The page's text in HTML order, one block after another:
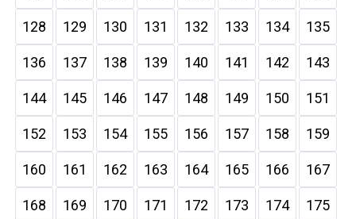
128 129 130 131 132 133 134 135
136 137 138 139 140 141 142 143
144 145 146 147 148 149 150 151
152 153 154 155 156 157 158 159
160 161 162 163 164 165 166 167
168 169 170 171 172 173 174 175